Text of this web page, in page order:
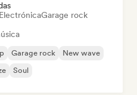
ElectrónicaGarage rock
Garage rock
New wave
Soul